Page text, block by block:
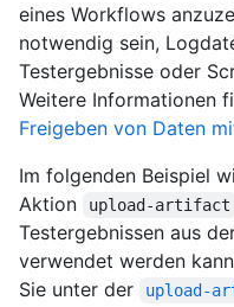
eines Workflows
notwendig sein,
Testergebnisse oder
Weitere Informationen
Freigeben von Daten
Im folgenden Beispiel
Aktion
upload-artifact
Testergebnissen aus
verwendet werden
Sie unter der
upload-